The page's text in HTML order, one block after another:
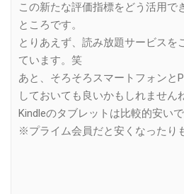
この新たな評価指標をどう活用で
ところです。
とりあえず、読み放題サービスを
ています。笑
あと、そろそろスマートフォンと
しておいても良いかもしれません
Kindleのタブレットは比較的安いで
※プライム会員だと安くなったり